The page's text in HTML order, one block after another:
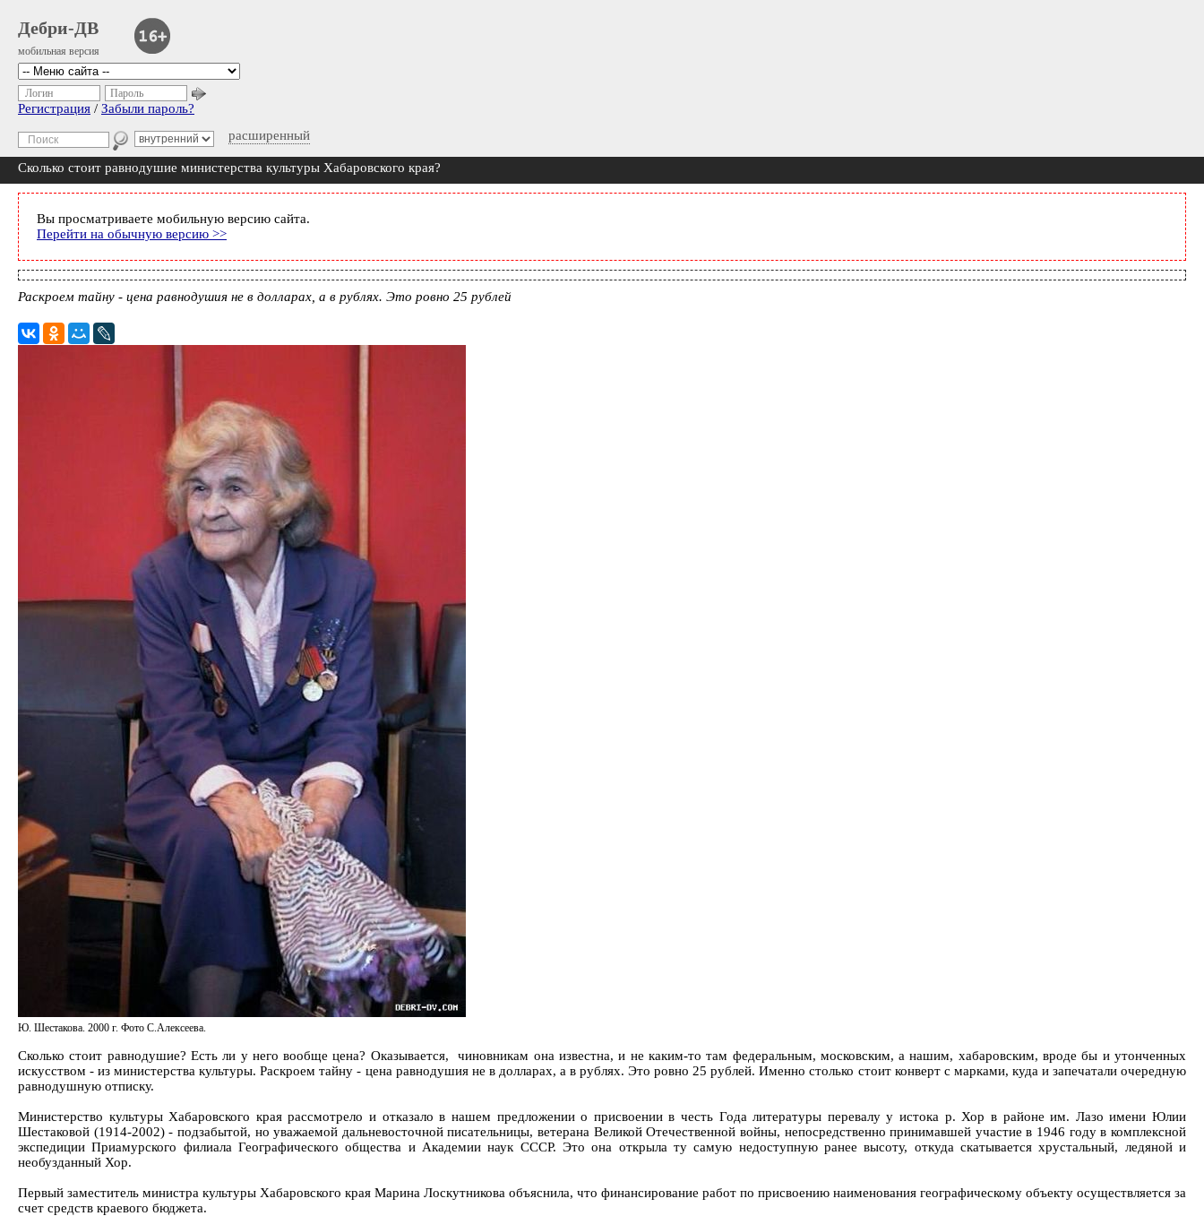
Дебри-ДВ
мобильная версия
расширенный
Логин Пароль
Регистрация / Забыли пароль?
Сколько стоит равнодушие министерства культуры Хабаровского края?
Вы просматриваете мобильную версию сайта.
Перейти на обычную версию >>
Раскроем тайну - цена равнодушия не в долларах, а в рублях. Это ровно 25 рублей
Ю. Шестакова. 2000 г. Фото С.Алексеева.
Сколько стоит равнодушие? Есть ли у него вообще цена? Оказывается, чиновникам она известна, и не каким-то там федеральным, московским, а нашим, хабаровским, вроде бы и утонченных
искусством - из министерства культуры. Раскроем тайну - цена равнодушия не в долларах, а в рублях. Это ровно 25 рублей. Именно столько стоит конверт с марками, куда и запечатали очередную
равнодушную отписку.
Министерство культуры Хабаровского края рассмотрело и отказало в нашем предложении о присвоении в честь Года литературы перевалу у истока р. Хор в районе им. Лазо имени Юлии
Шестаковой (1914-2002) - подзабытой, но уважаемой дальневосточной писательницы, ветерана Великой Отечественной войны, непосредственно принимавшей участие в 1946 году в комплексной
экспедиции Приамурского филиала Географического общества и Академии наук СССР. Это она открыла ту самую недоступную ранее высоту, откуда скатывается хрустальный, ледяной и
необузданный Хор.
Первый заместитель министра культуры Хабаровского края Марина Лоскутникова объяснила, что финансирование работ по присвоению наименования географическому объекту осуществляется за
счет средств краевого бюджета.